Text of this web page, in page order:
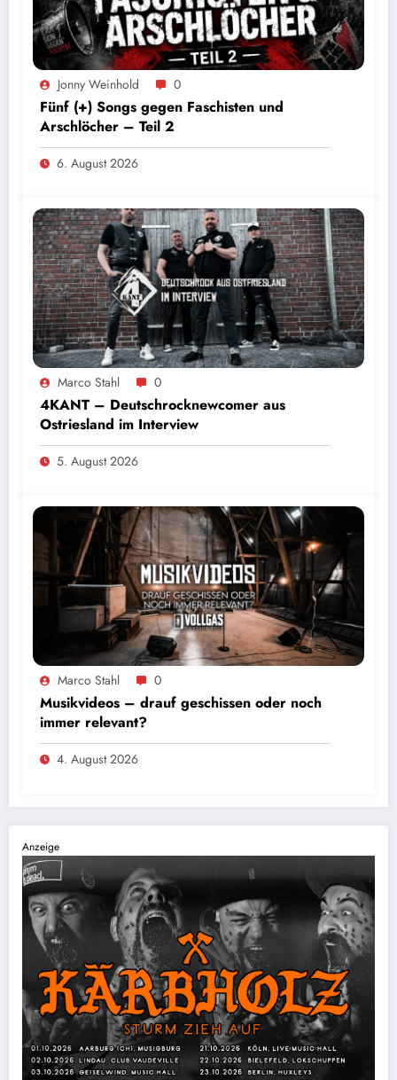
Jonny Weinhold 0
Fünf (+) Songs gegen Faschisten und
Arschlöcher – Teil 2
6. August 2026
Marco Stahl 0
4KANT – Deutschrocknewcomer aus
Ostriesland im Interview
5. August 2026
Marco Stahl 0
Musikvideos – drauf geschissen oder noch
immer relevant?
4. August 2026
Anzeige